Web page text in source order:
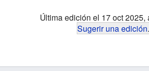
Última edición el 17 oct 2025,
Sugerir una edición.